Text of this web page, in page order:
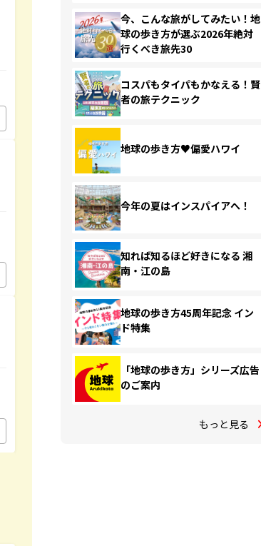
今、こんな旅がしてみたい！地
球の歩き方が選ぶ2026年絶対
行くべき旅先30
コスパもタイパもかなえる！賢
者の旅テクニック
地球の歩き方♥偏愛ハワイ
今年の夏はインスパイアへ！
知れば知るほど好きになる 湘
南・江の島
地球の歩き方45周年記念 イン
ド特集
「地球の歩き方」シリーズ広告
のご案内
もっと見る